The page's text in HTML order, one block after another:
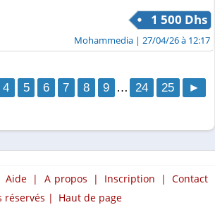
1 500 Dhs
Mohammedia | 27/04/26 à 12:17
4 5 6 7 8 9 … 24 25 ►
Aide | A propos | Inscription | Contact
réservés | Haut de page